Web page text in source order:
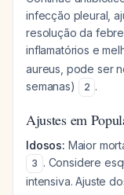
infecção pleural,
resolução da
inflamatórios e
aureus , pode ser
semanas)
2 .
Ajustes em
Idosos: Maior
3 . Considere
intensiva. Ajuste